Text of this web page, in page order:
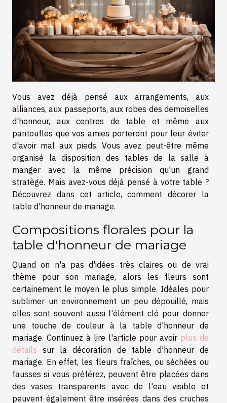
Vous avez déjà pensé aux arrangements, aux
alliances, aux passeports, aux robes des demoiselles
d'honneur, aux centres de table et même aux
pantoufles que vos amies porteront pour leur éviter
d'avoir mal aux pieds. Vous avez peut-être même
organisé la disposition des tables de la salle à
manger avec la même précision qu'un grand
stratège. Mais avez-vous déjà pensé à votre table ?
Découvrez dans cet article, comment décorer la
table d'honneur de mariage.
Compositions florales pour la
table d'honneur de mariage
Quand on n'a pas d'idées très claires ou de vrai
thème pour son mariage, alors les fleurs sont
certainement le moyen le plus simple. Idéales pour
sublimer un environnement un peu dépouillé, mais
elles sont souvent aussi l'élément clé pour donner
une touche de couleur à la table d'honneur de
mariage. Continuez à lire l'article pour avoir plus de
détails sur la décoration de table d'honneur de
mariage. En effet, les fleurs fraîches, ou séchées ou
fausses si vous préférez, peuvent être placées dans
des vases transparents avec de l'eau visible et
peuvent également être insérées dans des cruches